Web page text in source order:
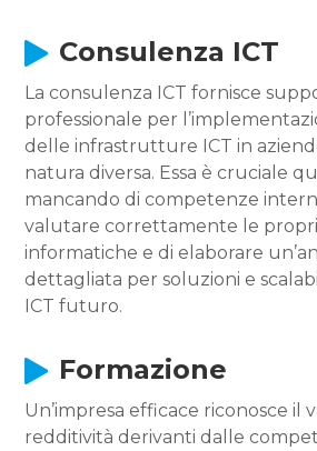
Consulenza ICT
La consulenza ICT fornisce
professionale per
delle infrastrutture ICT in
natura diversa. Essa è cruciale
mancando di competenze
valutare correttamente le
informatiche e di elaborare
dettagliata per soluzioni e
ICT futuro.
Formazione
Un’impresa efficace riconosce il
redditività derivanti dalle